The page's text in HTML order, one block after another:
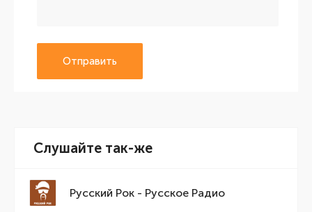
Отправить
Слушайте так-же
Русский Рок - Русское Радио